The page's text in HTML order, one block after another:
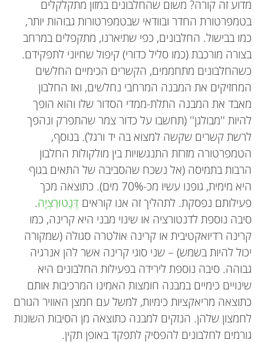
מדוע זה קורה? משום שהחלבונים במזון מתקלקלים
בטמפרטורת החדר ובוודאי שבטמפרטורות גבוהות יותר,
כמו בבישול. החלבונים, כפי שתיארנו, מתקפלים במרחב
בצורה מורכבת (כמו סליל כדורי) קיפול שחיוני לתפקידם.
כשהחלבונים מתחממים, הקשרים הכימיים החלשים
המחזיקים את המבנה המרחבי נחלשים, ואז החלבון
מאבד את המבנה התלת-ממדי הסדור שלו והוא הופך
להיות ''מבולגן'' (תחשבו על כדור צמר שהתפרק ונהפך
לרשת קשרים שקשה למצוא בה יד ורגל). בנוסף,
הטמפרטורה מזרזת התנגשויות בין מולקולות החלבון
הרבות בתמיסה (אל נשכח שהסביבה של התאים בגוף
היא מימית, גופנו עשיו מכ-70% מים). כתוצאה מכך
פעילותם נפסקת. לתהליך זה אנו קוראים דֶּנָטוּרַצְיָה.
סיבה נוספת לדנטורציה או שינוי מבני היא קרינה, כמו
קרינה רדיואקטיבית או קרינה אולטרה סגולה (שמקורה
יכול להיות בשמש) – שני סוגי קרינה אשר להן אנרגיה
גבוהה. סיבה נוספת לירידה בפעילות החלבונים היא
שינויים כימיים במבנה חומצות האמינו המרכיבות אותם
כתוצאה מריאקציות כימיות, למשל עם חמצן האוויר הגורם
לחמצון שלהן. הנזקים למבנה כתוצאה מן הסיבות השונות
גורמים לחלבונים להפסיק לתפקד באופן תקין.